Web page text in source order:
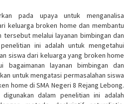
pada upaya untuk menganalisa
keluarga broken home dan membantu
tersebut melalui layanan bimbingan dan
ini adalah untuk mengetahui
siswa dari keluarga yang broken home
bagaimanan layanan bimbingan dan
untuk mengatasi permasalahan siswa
home di SMA Negeri 8 Rejang Lebong.
dalam penelitian ini adalah